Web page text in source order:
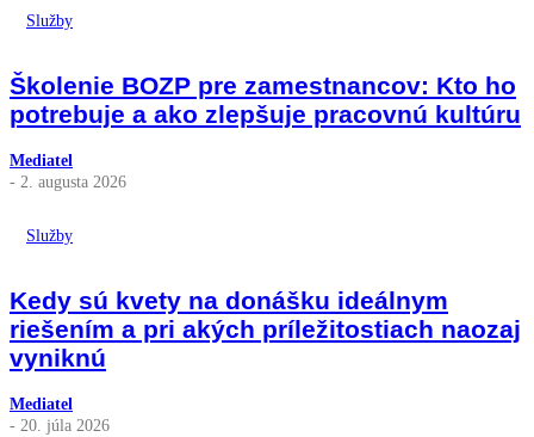
Služby
Školenie BOZP pre zamestnancov: Kto ho
potrebuje a ako zlepšuje pracovnú kultúru
Mediatel
- 2. augusta 2026
Služby
Kedy sú kvety na donášku ideálnym
riešením a pri akých príležitostiach naozaj
vyniknú
Mediatel
- 20. júla 2026